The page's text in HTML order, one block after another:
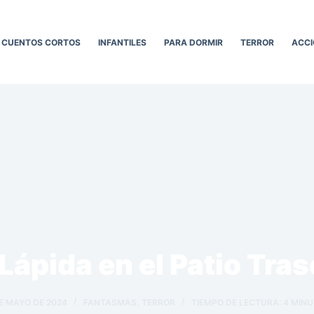
CUENTOS CORTOS INFANTILES PARA DORMIR TERROR